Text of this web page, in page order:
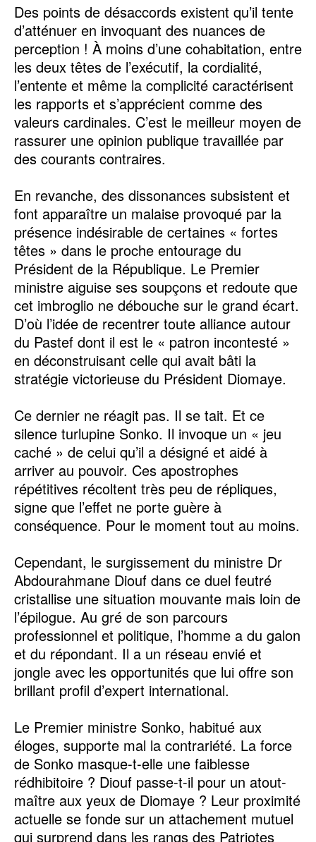
Des points de désaccords existent qu’il tente
d’atténuer en invoquant des nuances de
perception ! À moins d’une cohabitation, entre
les deux têtes de l’exécutif, la cordialité,
l’entente et même la complicité caractérisent
les rapports et s’apprécient comme des
valeurs cardinales. C’est le meilleur moyen de
rassurer une opinion publique travaillée par
des courants contraires.
En revanche, des dissonances subsistent et
font apparaître un malaise provoqué par la
présence indésirable de certaines « fortes
têtes » dans le proche entourage du
Président de la République. Le Premier
ministre aiguise ses soupçons et redoute que
cet imbroglio ne débouche sur le grand écart.
D’où l’idée de recentrer toute alliance autour
du Pastef dont il est le « patron incontesté »
en déconstruisant celle qui avait bâti la
stratégie victorieuse du Président Diomaye.
Ce dernier ne réagit pas. Il se tait. Et ce
silence turlupine Sonko. Il invoque un « jeu
caché » de celui qu’il a désigné et aidé à
arriver au pouvoir. Ces apostrophes
répétitives récoltent très peu de répliques,
signe que l’effet ne porte guère à
conséquence. Pour le moment tout au moins.
Cependant, le surgissement du ministre Dr
Abdourahmane Diouf dans ce duel feutré
cristallise une situation mouvante mais loin de
l’épilogue. Au gré de son parcours
professionnel et politique, l’homme a du galon
et du répondant. Il a un réseau envié et
jongle avec les opportunités que lui offre son
brillant profil d’expert international.
Le Premier ministre Sonko, habitué aux
éloges, supporte mal la contrariété. La force
de Sonko masque-t-elle une faiblesse
rédhibitoire ? Diouf passe-t-il pour un atout-
maître aux yeux de Diomaye ? Leur proximité
actuelle se fonde sur un attachement mutuel
qui surprend dans les rangs des Patriotes